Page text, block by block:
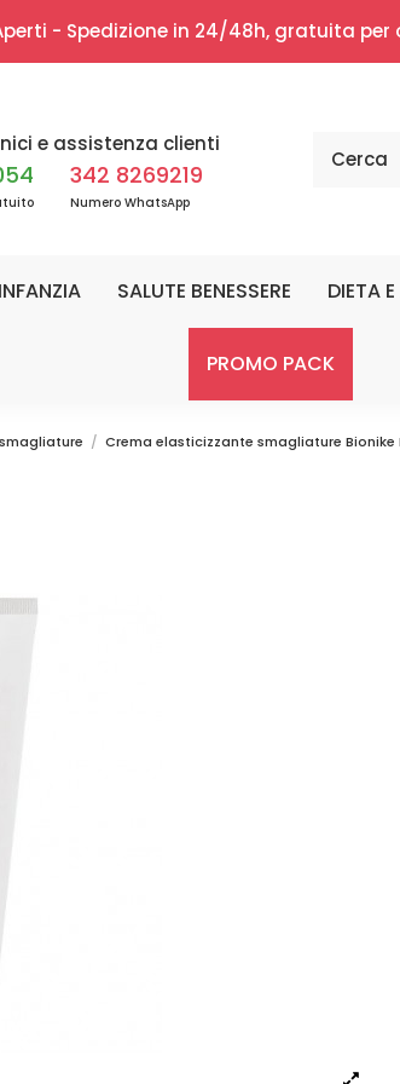
- Spedizione in 24/48h, gratuita
e assistenza clienti
342 8269219
Numero WhatsApp
SALUTE BENESSERE DIETA
PROMO PACK
Crema elasticizzante smagliature Bionike